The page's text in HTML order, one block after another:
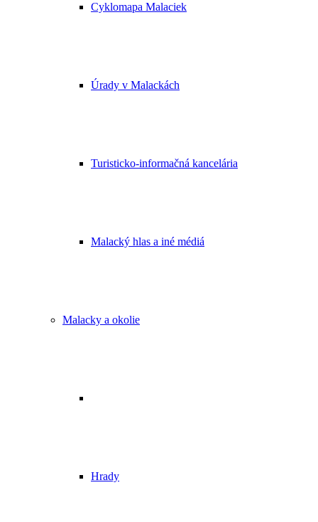
Cyklomapa Malaciek
Úrady v Malackách
Turisticko-informačná kancelária
Malacký hlas a iné médiá
Malacky a okolie
Hrady